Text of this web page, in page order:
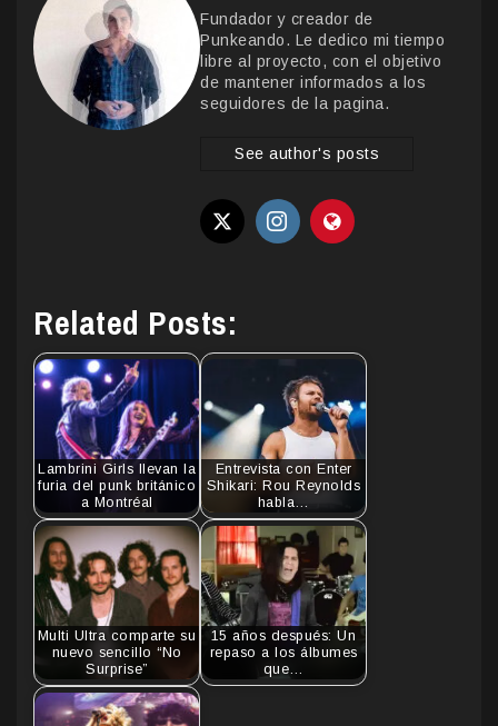
Fundador y creador de
Punkeando. Le dedico mi tiempo
libre al proyecto, con el objetivo
de mantener informados a los
seguidores de la pagina.
See author's posts
Related Posts:
Lambrini Girls llevan la
furia del punk británico
a Montréal
Entrevista con Enter
Shikari: Rou Reynolds
habla…
Multi Ultra comparte su
nuevo sencillo “No
Surprise”
15 años después: Un
repaso a los álbumes
que…